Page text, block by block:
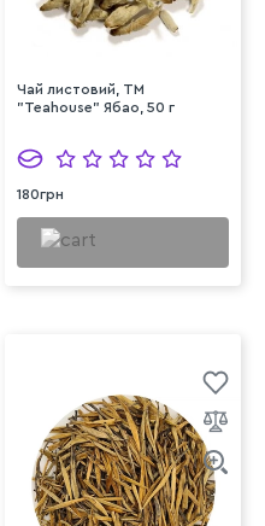
Чай листовий, ТМ
"Teahouse" Ябао, 50 г
180грн